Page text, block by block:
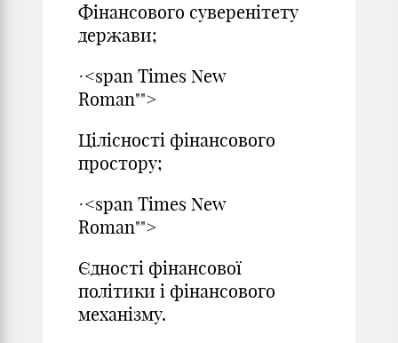
Фінансового суверенітету
держави;
·<span Times New
Roman"">
Цілісності фінансового
простору;
·<span Times New
Roman"">
Єдності фінансової
політики і фінансового
механізму.